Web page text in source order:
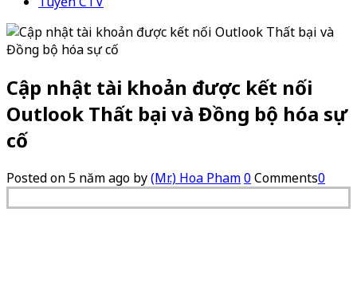
Cập nhật tài khoản được kết nối
Outlook Thất bại và Đồng bộ hóa sự
cố
Posted on5 năm ago by(Mr.) Hoa Pham0Comments0